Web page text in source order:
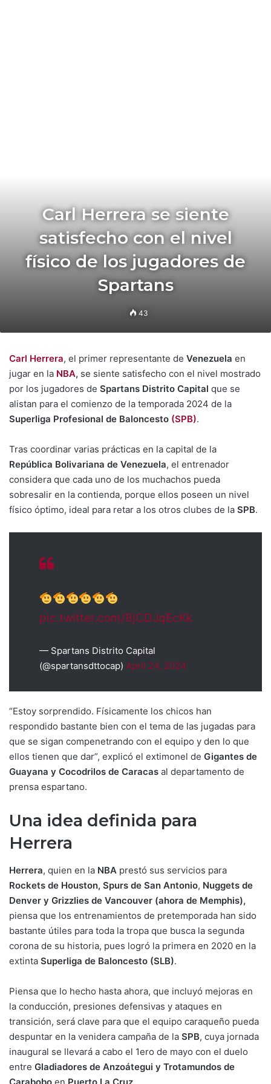
Carl Herrera se siente
satisfecho con el nivel
físico de los jugadores de
Spartans
43
Carl Herrera, el primer representante de Venezuela en
jugar en la NBA, se siente satisfecho con el nivel mostrado
por los jugadores de Spartans Distrito Capital que se
alistan para el comienzo de la temporada 2024 de la
Superliga Profesional de Baloncesto (SPB).
Tras coordinar varias prácticas en la capital de la
República Bolivariana de Venezuela, el entrenador
considera que cada uno de los muchachos pueda
sobresalir en la contienda, porque ellos poseen un nivel
físico óptimo, ideal para retar a los otros clubes de la SPB.
pic.twitter.com/8jCDJqEcKk
— Spartans Distrito Capital
(@spartansdttocap) April 24, 2024
“Estoy sorprendido. Físicamente los chicos han
respondido bastante bien con el tema de las jugadas para
que se sigan compenetrando con el equipo y den lo que
ellos tienen que dar”, explicó el extimonel de Gigantes de
Guayana y Cocodrilos de Caracas al departamento de
prensa espartano.
Una idea definida para
Herrera
Herrera, quien en la NBA prestó sus servicios para
Rockets de Houston, Spurs de San Antonio, Nuggets de
Denver y Grizzlies de Vancouver (ahora de Memphis),
piensa que los entrenamientos de pretemporada han sido
bastante útiles para toda la tropa que busca la segunda
corona de su historia, pues logró la primera en 2020 en la
extinta Superliga de Baloncesto (SLB).
Piensa que lo hecho hasta ahora, que incluyó mejoras en
la conducción, presiones defensivas y ataques en
transición, será clave para que el equipo caraqueño pueda
despuntar en la venidera campaña de la SPB, cuya jornada
inaugural se llevará a cabo el 1ero de mayo con el duelo
entre Gladiadores de Anzoátegui y Trotamundos de
Carabobo en Puerto La Cruz